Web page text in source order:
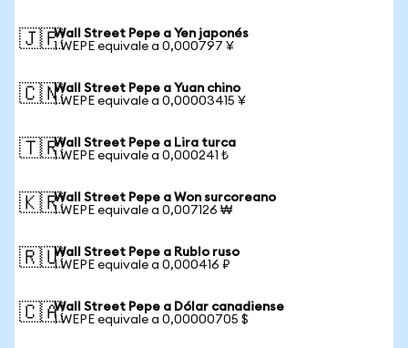
🇯🇵Wall Street Pepe a Yen japonés
1 WEPE equivale a 0,000797 ¥
🇨🇳Wall Street Pepe a Yuan chino
1 WEPE equivale a 0,00003415 ¥
🇹🇷Wall Street Pepe a Lira turca
1 WEPE equivale a 0,000241 ₺
🇰🇷Wall Street Pepe a Won surcoreano
1 WEPE equivale a 0,007126 ₩
🇷🇺Wall Street Pepe a Rublo ruso
1 WEPE equivale a 0,000416 ₽
🇨🇦Wall Street Pepe a Dólar canadiense
1 WEPE equivale a 0,00000705 $